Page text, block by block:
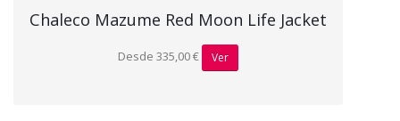
Chaleco Mazume Red Moon Life Jacket
Desde 335,00 € Ver